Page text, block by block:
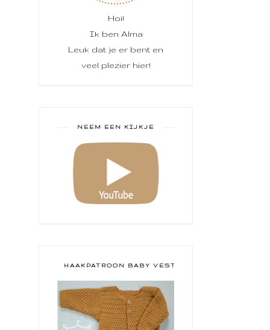
Hoi!
Ik ben Alma
Leuk dat je er bent en
veel plezier hier!
NEEM EEN KIJKJE
HAAKPATROON BABY VESTJE